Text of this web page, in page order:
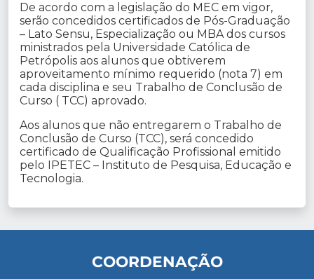
De acordo com a legislação do MEC em vigor,
serão concedidos certificados de Pós-Graduação
– Lato Sensu, Especialização ou MBA dos cursos
ministrados pela Universidade Católica de
Petrópolis aos alunos que obtiverem
aproveitamento mínimo requerido (nota 7) em
cada disciplina e seu Trabalho de Conclusão de
Curso ( TCC) aprovado.
Aos alunos que não entregarem o Trabalho de
Conclusão de Curso (TCC), será concedido
certificado de Qualificação Profissional emitido
pelo IPETEC – Instituto de Pesquisa, Educação e
Tecnologia.
COORDENAÇÃO